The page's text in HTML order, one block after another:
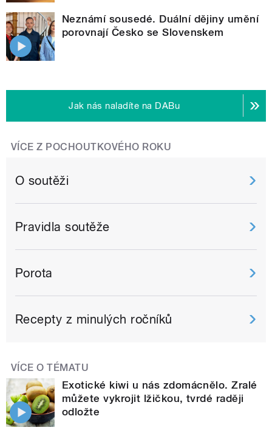
Neznámí sousedé. Duální dějiny umění
porovnají Česko se Slovenskem
Jak nás naladíte na DABu
VÍCE Z POCHOUTKOVÉHO ROKU
O soutěži
Pravidla soutěže
Porota
Recepty z minulých ročníků
VÍCE O TÉMATU
Exotické kiwi u nás zdomácnělo. Zralé
můžete vykrojit lžičkou, tvrdé raději
odložte